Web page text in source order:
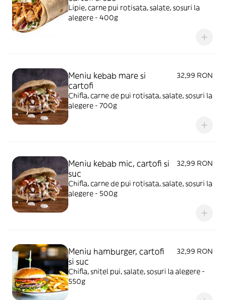
Lipie, carne pui rotisata, salate, sosuri la
alegere - 400g
Meniu kebab mare si
cartofi
32,99 RON
Chifla, carne de pui rotisata, salate, sosuri la
alegere - 700g
Meniu kebab mic, cartofi si
suc
32,99 RON
Chifla, carne de pui rotisata, salate, sosuri la
alegere - 500g
Meniu hamburger, cartofi
si suc
32,99 RON
Chifla, snitel pui, salate, sosuri la alegere -
550g